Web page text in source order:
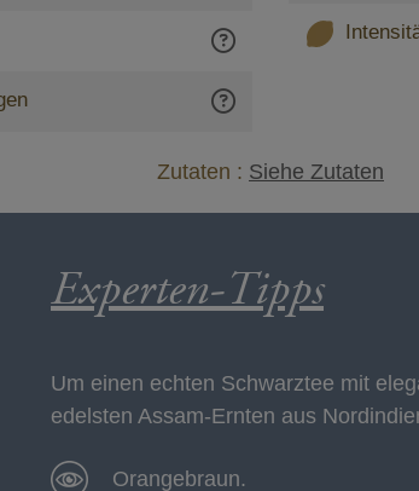
Zutaten : Siehe Zutaten
Experten-Tipps
Um einen echten Schwarztee mit
edelsten Assam-Ernten aus
Orangebraun.